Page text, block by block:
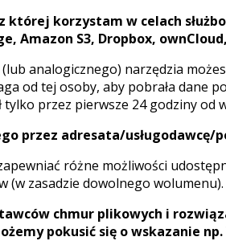
której korzystam w celach
Amazon S3, Dropbox,
analogicznego) narzędzia
od tej osoby, aby pobrała dane
przez pierwsze 24 godziny od
przez adresata/usługodawcę/
różne możliwości
(w zasadzie dowolnego wolumenu).
chmur plikowych i
pokusić się o wskazanie